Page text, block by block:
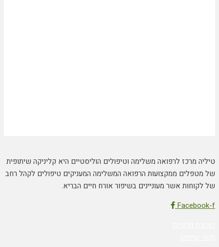
טיליה מרכז לרפואה משלימה וטיפולים הוליסטיים היא קליניקה שיתופית
של מטפלים ממקצועות הרפואה המשלימה המעניקים טיפולים לקהל רחב
של לקוחות אשר מעוניינים בשיפור אורח חיים הבריא.
Facebook-f